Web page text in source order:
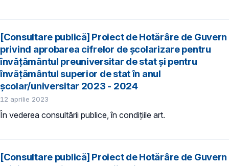
[Consultare publică] Proiect de Hotărâre de Guvern
privind aprobarea cifrelor de școlarizare pentru
învățământul preuniversitar de stat și pentru
învățământul superior de stat în anul
școlar/universitar 2023 - 2024
12 aprilie 2023
În vederea consultării publice, în condiţiile art.
[Consultare publică] Proiect de Hotărâre de Guvern